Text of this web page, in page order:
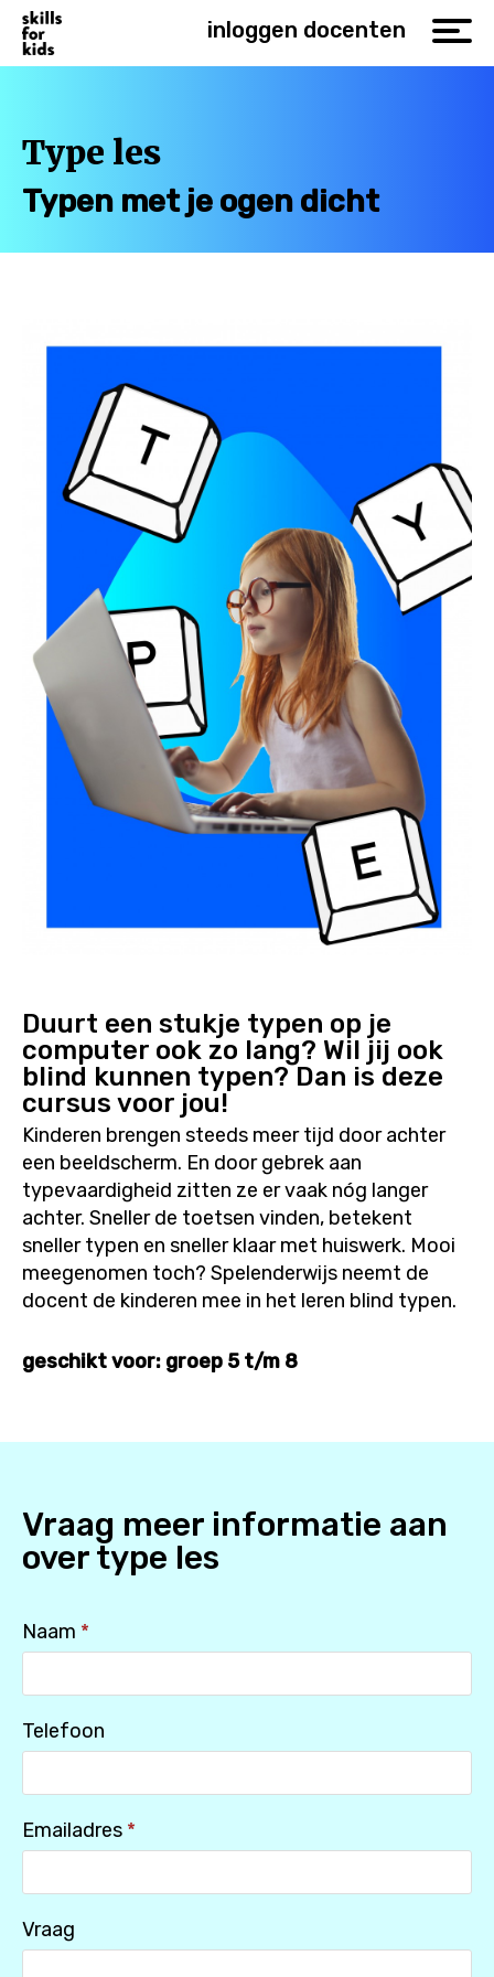
inloggen docenten
Type les
Typen met je ogen dicht
Duurt een stukje typen op je
computer ook zo lang? Wil jij ook
blind kunnen typen? Dan is deze
cursus voor jou!
Kinderen brengen steeds meer tijd door achter
een beeldscherm. En door gebrek aan
typevaardigheid zitten ze er vaak nóg langer
achter. Sneller de toetsen vinden, betekent
sneller typen en sneller klaar met huiswerk. Mooi
meegenomen toch? Spelenderwijs neemt de
docent de kinderen mee in het leren blind typen.
geschikt voor: groep 5 t/m 8
Vraag meer informatie aan
overtype les
Naam *
Telefoon
Emailadres *
Vraag